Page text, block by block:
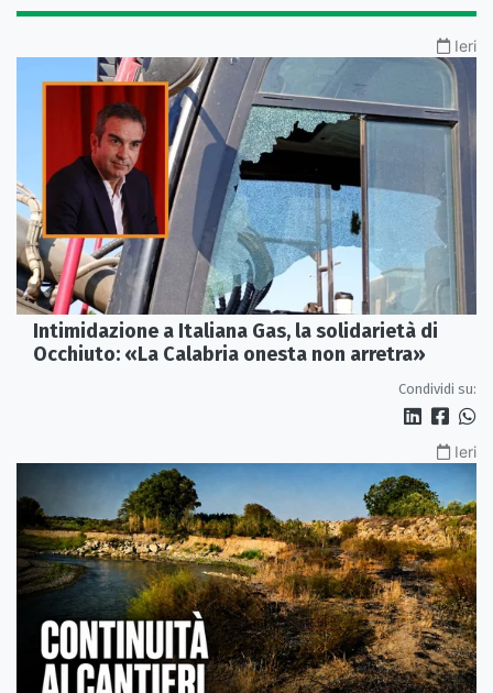
Ieri
Intimidazione a Italiana Gas, la solidarietà di
Occhiuto: «La Calabria onesta non arretra»
Condividi su:
Ieri